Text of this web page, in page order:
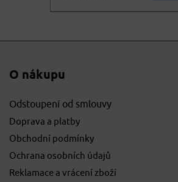
O nákupu
Odstoupení od smlouvy
Doprava a platby
Obchodní podmínky
Ochrana osobních údajů
Reklamace a vrácení zboží